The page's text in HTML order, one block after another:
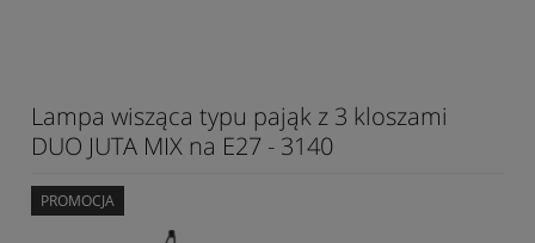
Lampa wisząca typu pająk z 3 kloszami
DUO JUTA MIX na E27 - 3140
PROMOCJA